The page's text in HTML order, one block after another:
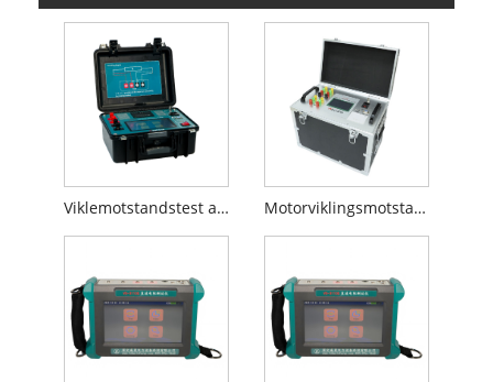
Viklemotstandstest av transformator Motorviklingsmotstandstest